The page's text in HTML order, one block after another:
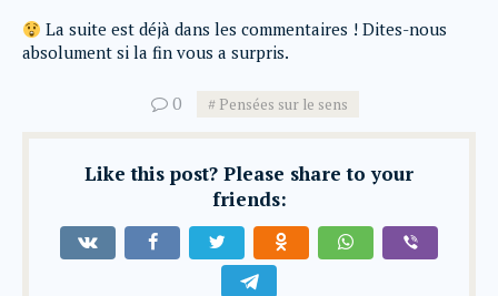
La suite est déjà dans les commentaires ! Dites-nous
absolument si la fin vous a surpris.
0 Pensées sur le sens
Like this post? Please share to your
friends: